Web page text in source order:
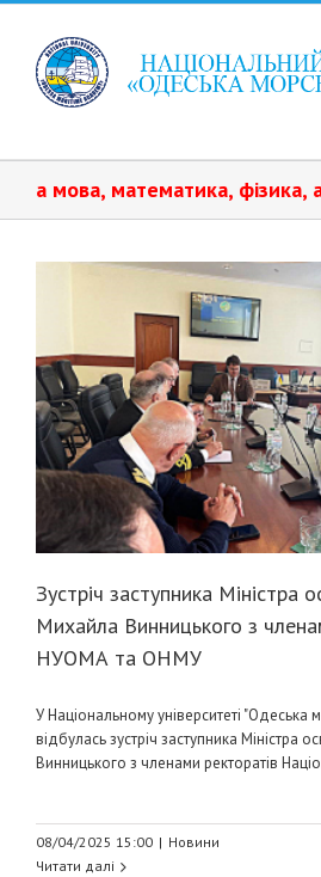
математика, фізика,
Зустріч заступника Міністра
Михайла Винницького з
НУОМА та ОНМУ
У Національному університеті "Одеська
відбулась зустріч заступника Міністра
Винницького з членами ректоратів
08/04/2025 15:00 | Новини
Читати далі